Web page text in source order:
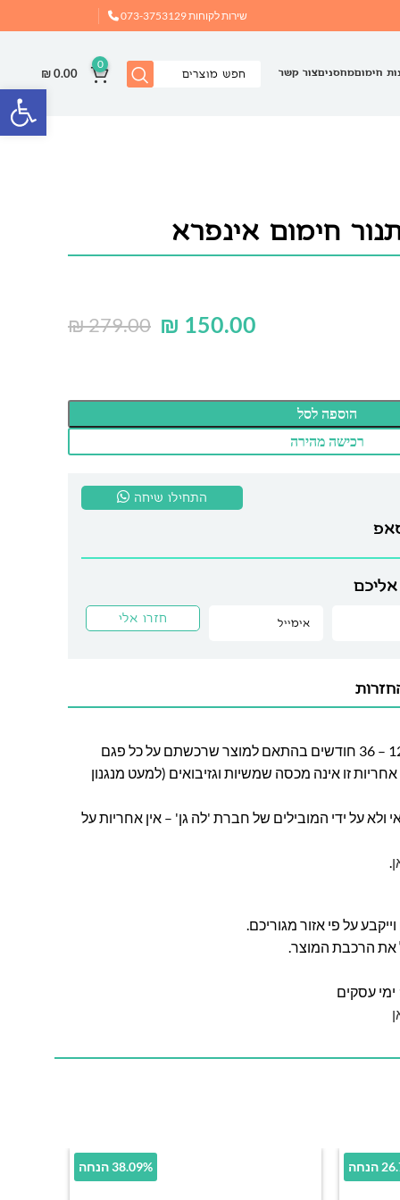
שירות לקוחות073-3753129
חימוםמחסניםצור קשר
0
₪0.00
חימום אינפרא
₪279.00 ₪ 150.00
הוספה לסל
רכישה מהירה
התחילו שיחה
אליכם
חברת לה גן מעניקה אחריות בין 12 – 36 חודשים בהתאם למוצר שרכשתם על כל פגם
זו אינה מכסה שמשיות וגזיבואים (למעט מנגנון
ולא על ידי המובילים של חברת 'לה גן' – אין אחריות על
.
את הרכבת המוצר.
הנחה 38.09% הנחה